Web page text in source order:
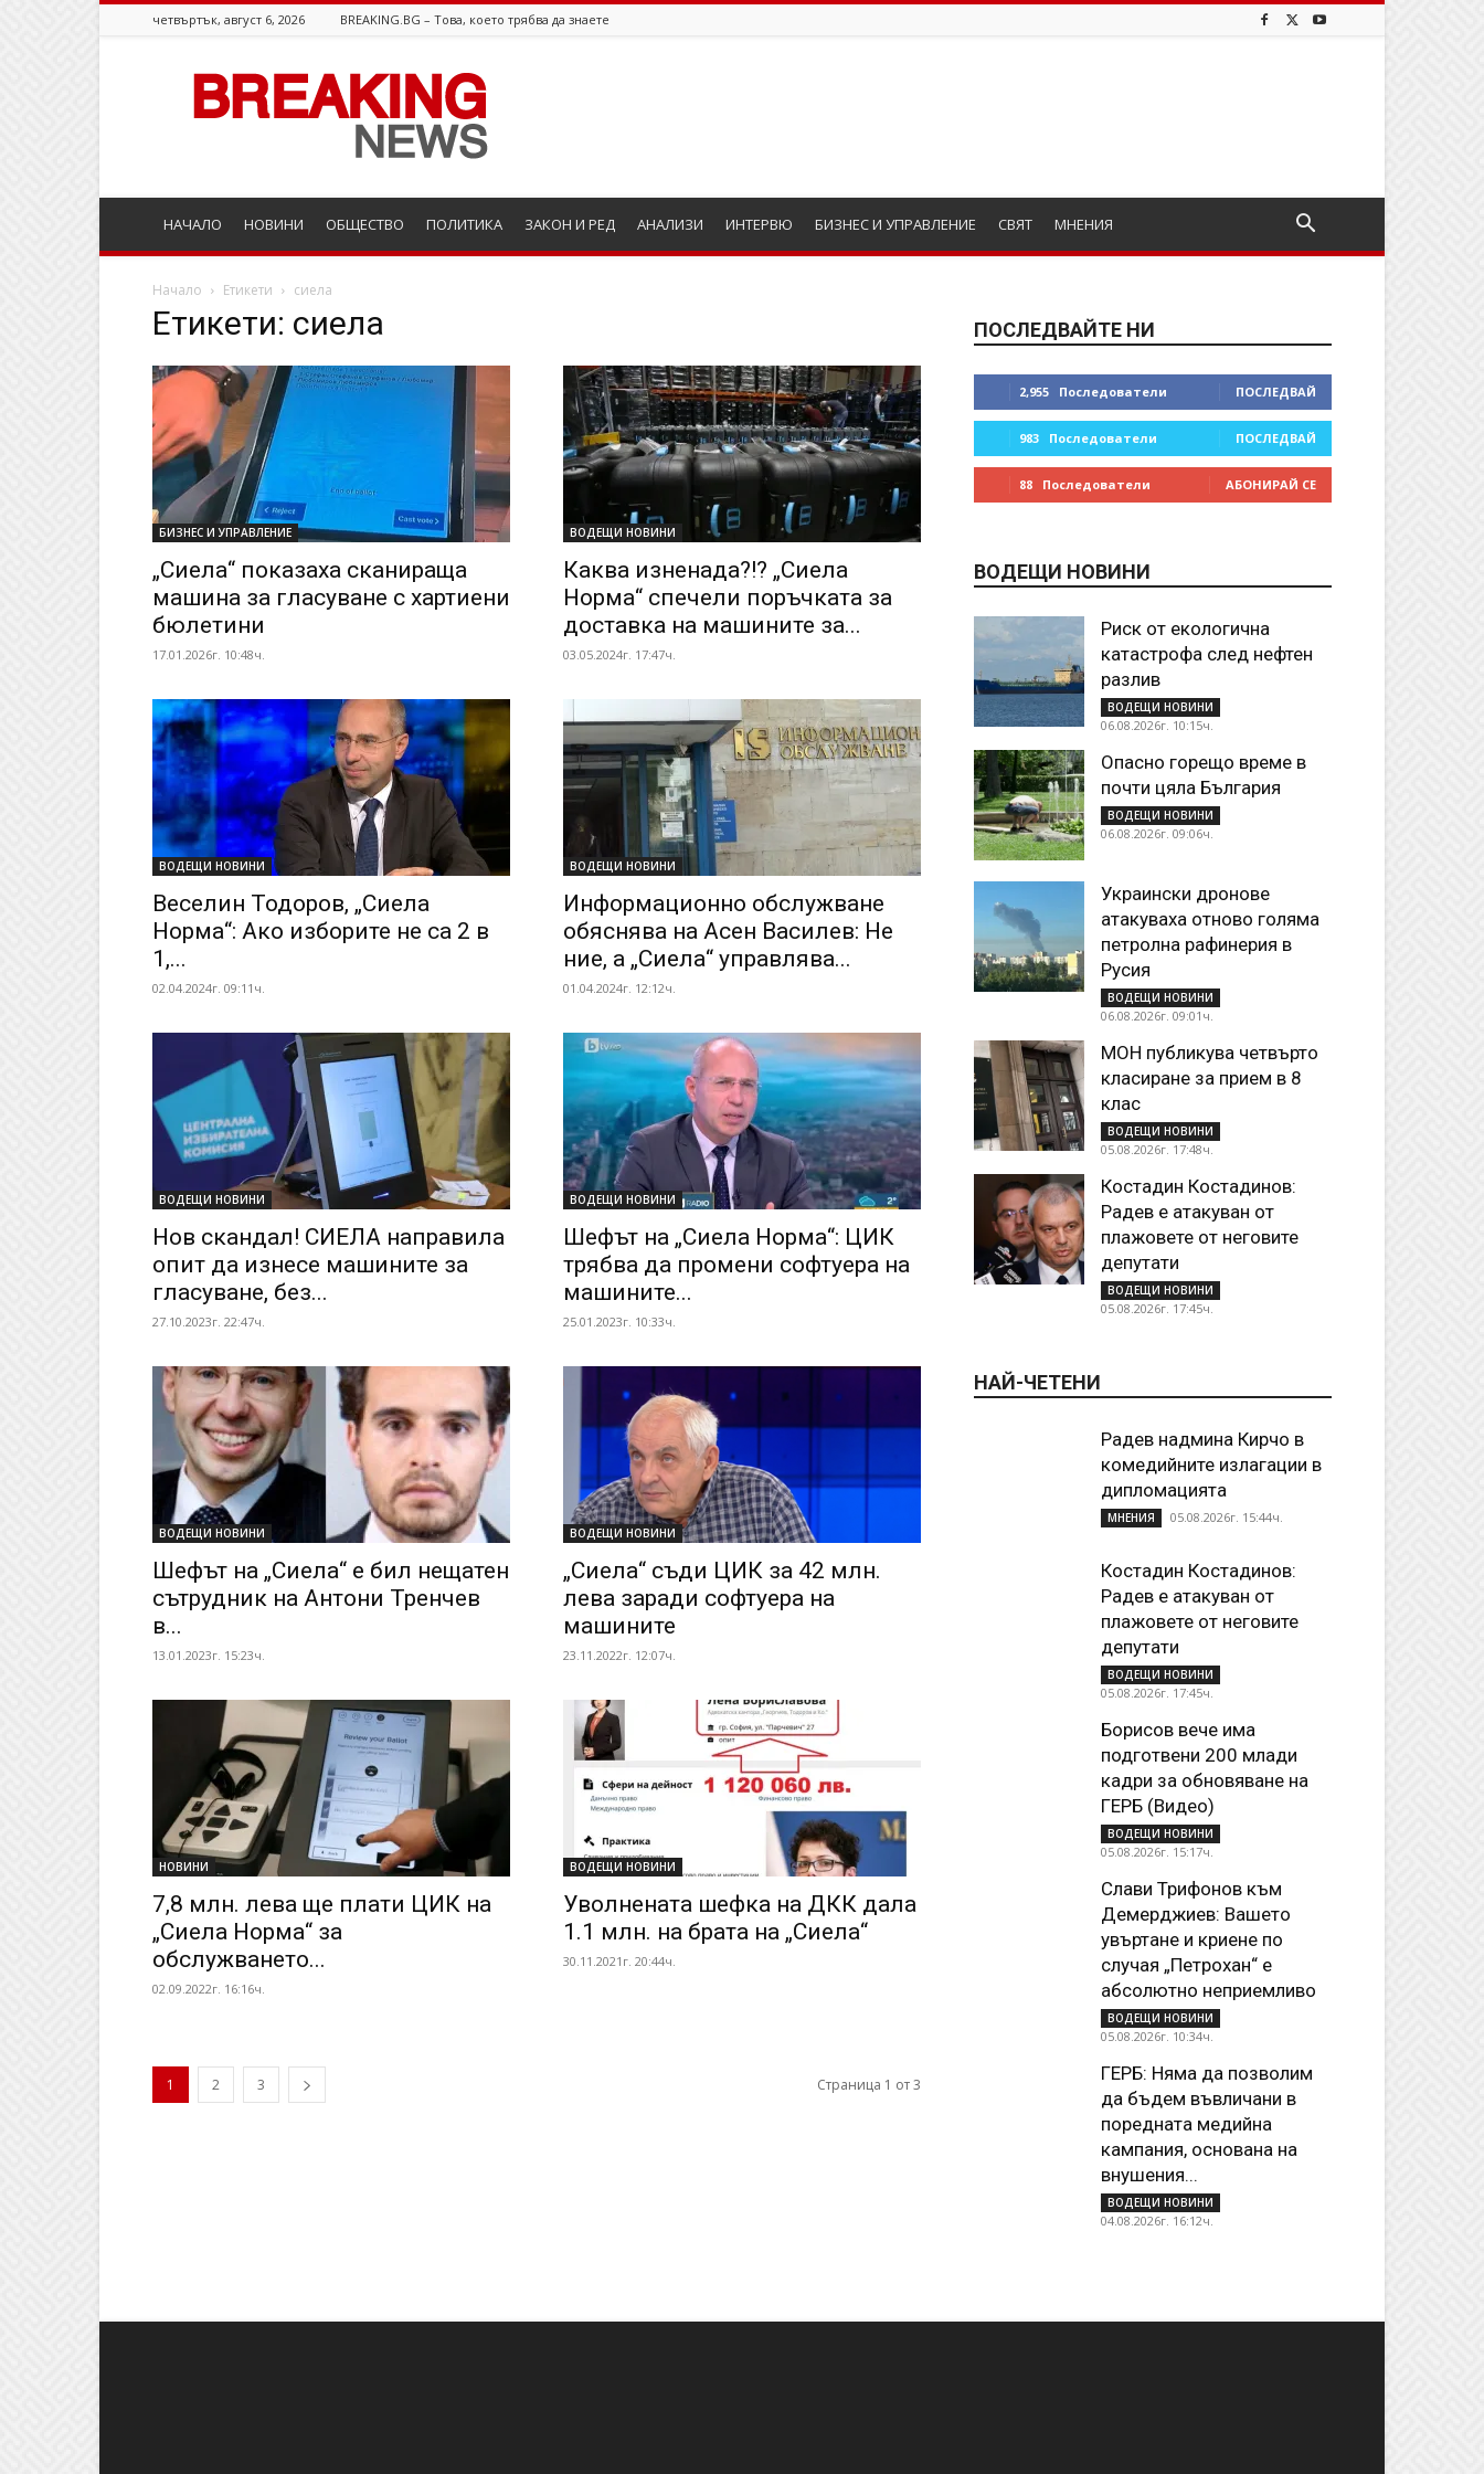
четвъртък, август 6, 2026 BREAKING.BG – Това, което трябва да знаете
Breaking.bg
НАЧАЛО НОВИНИ ОБЩЕСТВО ПОЛИТИКА ЗАКОН И РЕД АНАЛИЗИ ИНТЕРВЮ БИЗНЕС И УПРАВЛЕНИЕ СВЯТ МНЕНИЯ
Начало Етикети сиела
Етикети: сиела
БИЗНЕС И УПРАВЛЕНИЕ
„Сиела“ показаха сканираща
машина за гласуване с хартиени
бюлетини
17.01.2026г. 10:48ч.
ВОДЕЩИ НОВИНИ
Каква изненада?!? „Сиела
Норма“ спечели поръчката за
доставка на машините за...
03.05.2024г. 17:47ч.
ВОДЕЩИ НОВИНИ
Веселин Тодоров, „Сиела
Норма“: Ако изборите не са 2 в
1,...
02.04.2024г. 09:11ч.
ВОДЕЩИ НОВИНИ
Информационно обслужване
обяснява на Асен Василев: Не
ние, а „Сиела“ управлява...
01.04.2024г. 12:12ч.
ВОДЕЩИ НОВИНИ
Нов скандал! СИЕЛА направила
опит да изнесе машините за
гласуване, без...
27.10.2023г. 22:47ч.
ВОДЕЩИ НОВИНИ
Шефът на „Сиела Норма“: ЦИК
трябва да промени софтуера на
машините...
25.01.2023г. 10:33ч.
ВОДЕЩИ НОВИНИ
Шефът на „Сиела“ е бил нещатен
сътрудник на Антони Тренчев
в...
13.01.2023г. 15:23ч.
ВОДЕЩИ НОВИНИ
„Сиела“ съди ЦИК за 42 млн.
лева заради софтуера на
машините
23.11.2022г. 12:07ч.
НОВИНИ
7,8 млн. лева ще плати ЦИК на
„Сиела Норма“ за
обслужването...
02.09.2022г. 16:16ч.
ВОДЕЩИ НОВИНИ
Уволнената шефка на ДКК дала
1.1 млн. на брата на „Сиела“
30.11.2021г. 20:44ч.
1 2 3 Страница 1 от 3
ПОСЛЕДВАЙТЕ НИ
2,955 Последователи ПОСЛЕДВАЙ
983 Последователи ПОСЛЕДВАЙ
88 Последователи АБОНИРАЙ СЕ
ВОДЕЩИ НОВИНИ
Риск от екологична
катастрофа след нефтен
разлив
ВОДЕЩИ НОВИНИ
06.08.2026г. 10:15ч.
Опасно горещо време в
почти цяла България
ВОДЕЩИ НОВИНИ
06.08.2026г. 09:06ч.
Украински дронове
атакуваха отново голяма
петролна рафинерия в
Русия
ВОДЕЩИ НОВИНИ
06.08.2026г. 09:01ч.
МОН публикува четвърто
класиране за прием в 8
клас
ВОДЕЩИ НОВИНИ
05.08.2026г. 17:48ч.
Костадин Костадинов:
Радев е атакуван от
плажoвете от неговите
депутати
ВОДЕЩИ НОВИНИ
05.08.2026г. 17:45ч.
НАЙ-ЧЕТЕНИ
Радев надмина Кирчо в
комедийните излагации в
дипломацията
МНЕНИЯ 05.08.2026г. 15:44ч.
Костадин Костадинов:
Радев е атакуван от
плажoвете от неговите
депутати
ВОДЕЩИ НОВИНИ
05.08.2026г. 17:45ч.
Борисов вече има
подготвени 200 млади
кадри за обновяване на
ГЕРБ (Видео)
ВОДЕЩИ НОВИНИ
05.08.2026г. 15:17ч.
Слави Трифонов към
Демерджиев: Вашето
увъртане и криене по
случая „Петрохан“ е
абсолютно неприемливо
ВОДЕЩИ НОВИНИ
05.08.2026г. 10:34ч.
ГЕРБ: Няма да позволим
да бъдем въвличани в
поредната медийна
кампания, основана на
внушения...
ВОДЕЩИ НОВИНИ
04.08.2026г. 16:12ч.